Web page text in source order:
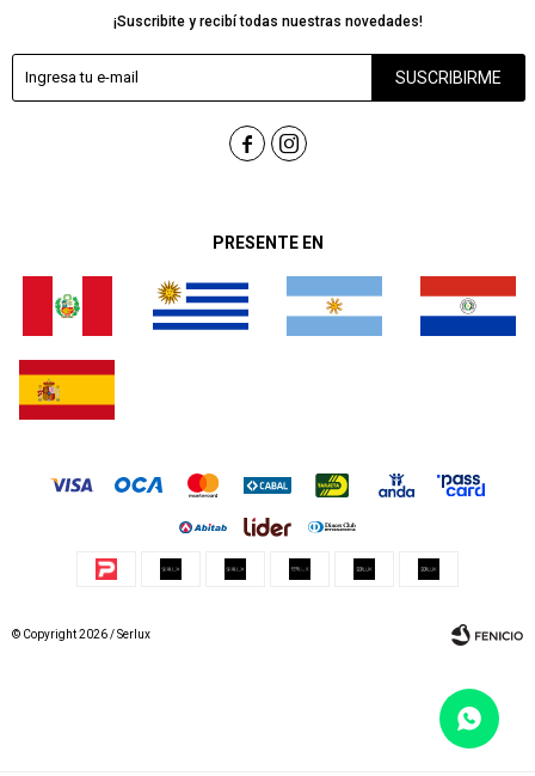
PRESENTE EN
¡Suscribite y recibí todas nuestras novedades!
SUSCRIBIRME
 
© Copyright 2026 / Serlux